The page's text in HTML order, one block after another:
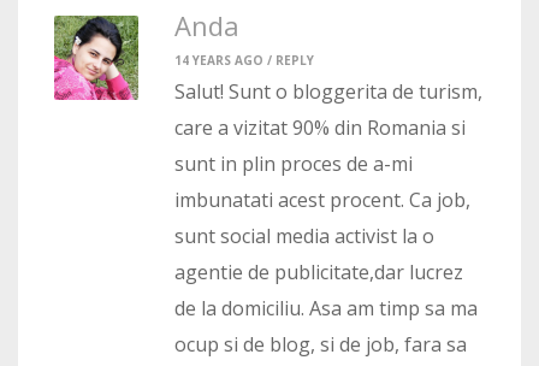
Anda
14 YEARS AGO / REPLY
Salut! Sunt o bloggerita de turism,
care a vizitat 90% din Romania si
sunt in plin proces de a-mi
imbunatati acest procent. Ca job,
sunt social media activist la o
agentie de publicitate,dar lucrez
de la domiciliu. Asa am timp sa ma
ocup si de blog, si de job, fara sa